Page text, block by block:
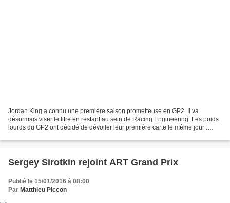
Jordan King a connu une première saison prometteuse en GP2. Il va
désormais viser le titre en restant au sein de Racing Engineering. Les poids
lourds du GP2 ont décidé de dévoiler leur première carte le même jour :
Sergey Sirotkin rejoint ART Grand Prix
Publié le 15/01/2016 à 08:00
Par Matthieu Piccon